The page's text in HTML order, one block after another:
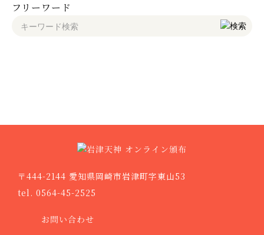
フリーワード
〒444-2144 愛知県岡崎市岩津町字東山53
tel. 0564-45-2525
お問い合わせ